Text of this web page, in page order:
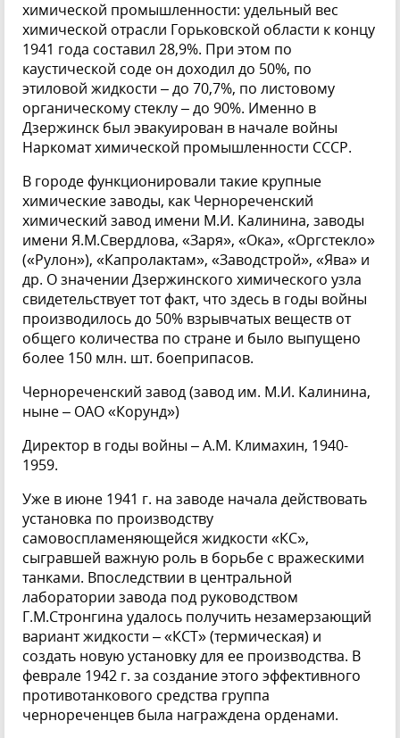
химической промышленности: удельный вес
химической отрасли Горьковской области к концу
1941 года составил 28,9%. При этом по
каустической соде он доходил до 50%, по
этиловой жидкости – до 70,7%, по листовому
органическому стеклу – до 90%. Именно в
Дзержинск был эвакуирован в начале войны
Наркомат химической промышленности СССР.
В городе функционировали такие крупные
химические заводы, как Чернореченский
химический завод имени М.И. Калинина, заводы
имени Я.М.Свердлова, «Заря», «Ока», «Оргстекло»
(«Рулон»), «Капролактам», «Заводстрой», «Ява» и
др. О значении Дзержинского химического узла
свидетельствует тот факт, что здесь в годы войны
производилось до 50% взрывчатых веществ от
общего количества по стране и было выпущено
более 150 млн. шт. боеприпасов.
Чернореченский завод (завод им. М.И. Калинина,
ныне – ОАО «Корунд»)
Директор в годы войны – А.М. Климахин, 1940-
1959.
Уже в июне 1941 г. на заводе начала действовать
установка по производству
самовоспламеняющейся жидкости «КС»,
сыгравшей важную роль в борьбе с вражескими
танками. Впоследствии в центральной
лаборатории завода под руководством
Г.М.Стронгина удалось получить незамерзающий
вариант жидкости – «КСТ» (термическая) и
создать новую установку для ее производства. В
феврале 1942 г. за создание этого эффективного
противотанкового средства группа
чернореченцев была награждена орденами.